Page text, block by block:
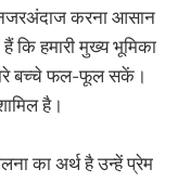
करना आसान
कि हमारी मुख्य भूमिका
बच्चे फल-फूल सकें।
है।
का अर्थ है उन्हें प्रेम